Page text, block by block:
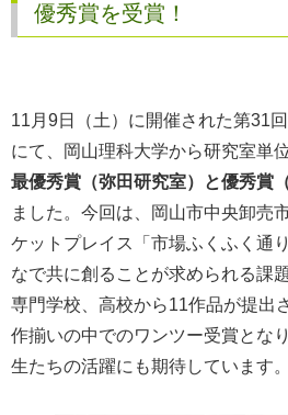
優秀賞を受賞！
11月9日（土）に開催された第31
にて、岡山理科大学から研究室単
最優秀賞（弥田研究室）と優秀賞
ました。今回は、岡山市中央卸売
ケットプレイス
「市場ふくふく通
なで共に創ることが求められる課
専門学校、高校から11作品が提出
作揃いの中でのワンツー受賞とな
生たちの活躍にも期待しています。